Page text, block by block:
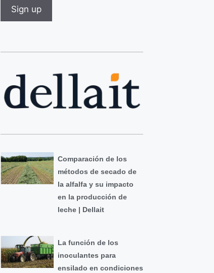
Comparación de los
métodos de secado de
la alfalfa y su impacto
en la producción de
leche | Dellait
La función de los
inoculantes para
ensilado en condiciones